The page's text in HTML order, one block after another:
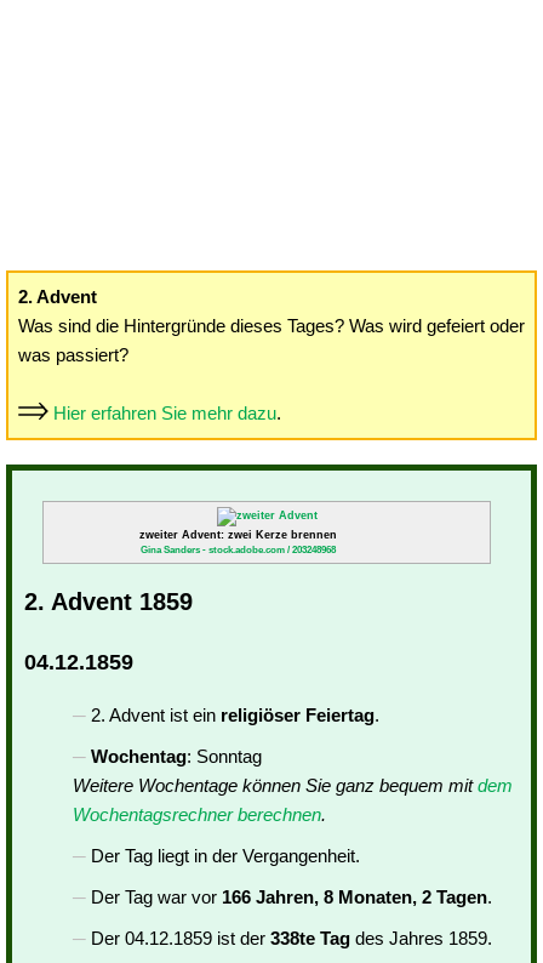
2. Advent
Was sind die Hintergründe dieses Tages? Was wird gefeiert oder
was passiert?
Hier erfahren Sie mehr dazu.
zweiter Advent: zwei Kerze brennen
Gina Sanders - stock.adobe.com / 203248968
2. Advent 1859
04.12.1859
2. Advent ist ein religiöser Feiertag.
Wochentag: Sonntag
Weitere Wochentage können Sie ganz bequem mitdem
Wochentagsrechner berechnen.
Der Tag liegt in der Vergangenheit.
Der Tag war vor 166 Jahren, 8 Monaten, 2 Tagen.
Der 04.12.1859 ist der 338te Tag des Jahres 1859.